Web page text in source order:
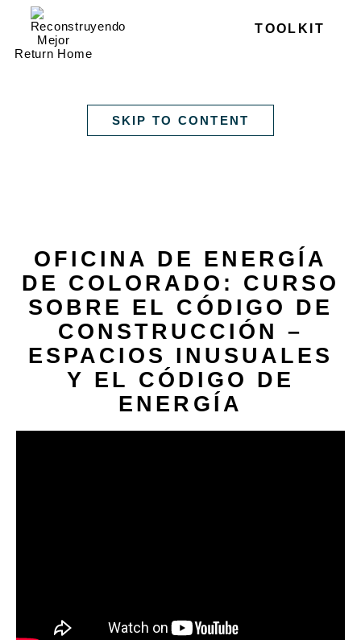
SKIP TO CONTENT
ESPAÑOL
Return Home
TOOLKIT
OFICINA DE ENERGÍA
DE COLORADO: CURSO
SOBRE EL CÓDIGO DE
CONSTRUCCIÓN –
ESPACIOS INUSUALES
Y EL CÓDIGO DE
ENERGÍA